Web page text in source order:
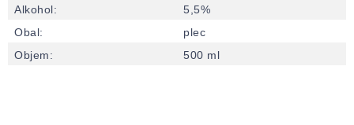
Alkohol:
5,5%
Obal:
plec
Objem: 500 ml